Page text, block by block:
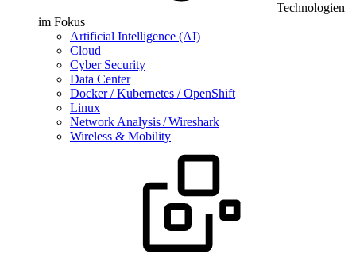
Technologien
im Fokus
Artificial Intelligence (AI)
Cloud
Cyber Security
Data Center
Docker / Kubernetes / OpenShift
Linux
Network Analysis / Wireshark
Wireless & Mobility